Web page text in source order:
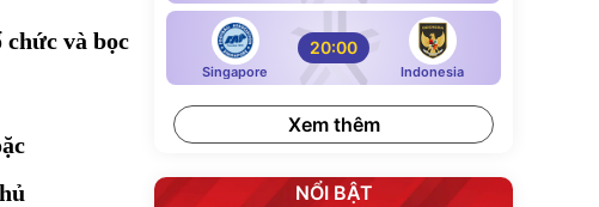
và bọc
Singapore
20:00
Indonesia
Xem thêm
NỔI BẬT